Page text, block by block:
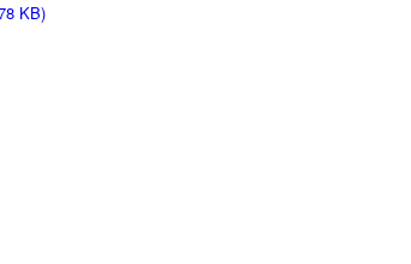
KB)